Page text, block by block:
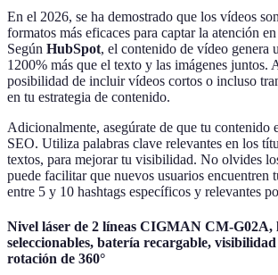
En el 2026, se ha demostrado que los vídeos
formatos más eficaces para captar la atención
Según HubSpot, el contenido de vídeo genera
1200% más que el texto y las imágenes juntos.
posibilidad de incluir vídeos cortos o incluso
en tu estrategia de contenido.
Adicionalmente, asegúrate de que tu contenido
SEO. Utiliza palabras clave relevantes en los
textos, para mejorar tu visibilidad. No olvides
puede facilitar que nuevos usuarios encuentren
entre 5 y 10 hashtags específicos y relevantes
Nivel láser de 2 líneas CIGMAN CM-G02A,
seleccionables, batería recargable, visibilidad
rotación de 360°